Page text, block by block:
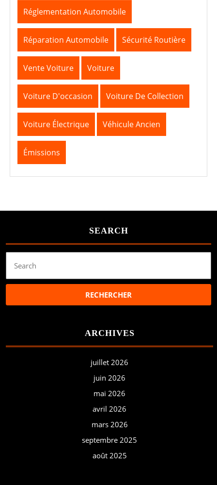
Réglementation Automobile
Réparation Automobile Sécurité Routière
Vente Voiture Voiture
Voiture D'occasion Voiture De Collection
Voiture Électrique Véhicule Ancien
Émissions
SEARCH
for:
ARCHIVES
juillet 2026
juin 2026
mai 2026
avril 2026
mars 2026
septembre 2025
août 2025